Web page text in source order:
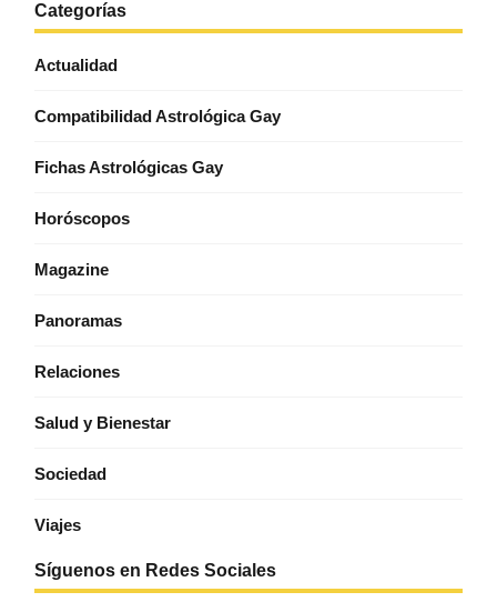
Categorías
Actualidad
Compatibilidad Astrológica Gay
Fichas Astrológicas Gay
Horóscopos
Magazine
Panoramas
Relaciones
Salud y Bienestar
Sociedad
Viajes
Síguenos en Redes Sociales